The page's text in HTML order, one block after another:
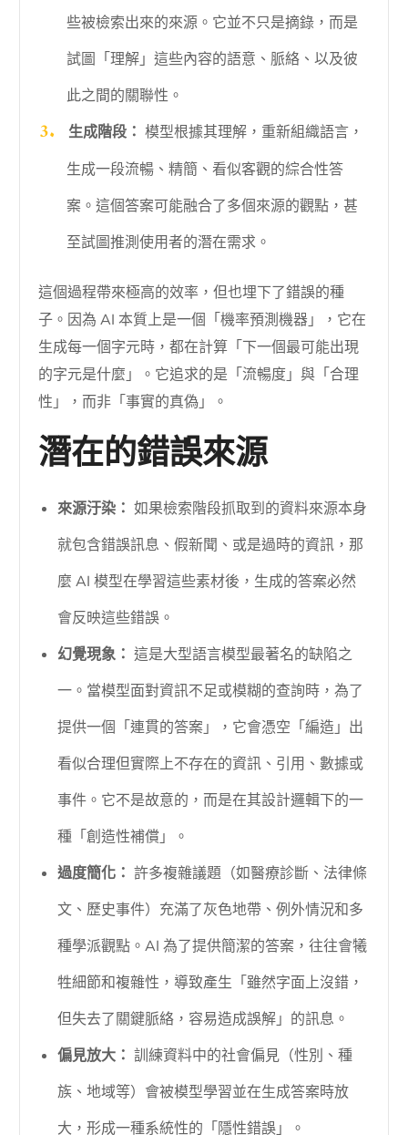
些被檢索出來的來源。它並不只是摘錄，而是
試圖「理解」這些內容的語意、脈絡、以及彼
此之間的關聯性。
生成階段： 模型根據其理解，重新組織語言，
生成一段流暢、精簡、看似客觀的綜合性答
案。這個答案可能融合了多個來源的觀點，甚
至試圖推測使用者的潛在需求。
這個過程帶來極高的效率，但也埋下了錯誤的種
子。因為 AI 本質上是一個「機率預測機器」，它在
生成每一個字元時，都在計算「下一個最可能出現
的字元是什麼」。它追求的是「流暢度」與「合理
性」，而非「事實的真偽」。
潛在的錯誤來源
來源汙染： 如果檢索階段抓取到的資料來源本身
就包含錯誤訊息、假新聞、或是過時的資訊，那
麼 AI 模型在學習這些素材後，生成的答案必然
會反映這些錯誤。
幻覺現象： 這是大型語言模型最著名的缺陷之
一。當模型面對資訊不足或模糊的查詢時，為了
提供一個「連貫的答案」，它會憑空「編造」出
看似合理但實際上不存在的資訊、引用、數據或
事件。它不是故意的，而是在其設計邏輯下的一
種「創造性補償」。
過度簡化： 許多複雜議題（如醫療診斷、法律條
文、歷史事件）充滿了灰色地帶、例外情況和多
種學派觀點。AI 為了提供簡潔的答案，往往會犧
牲細節和複雜性，導致產生「雖然字面上沒錯，
但失去了關鍵脈絡，容易造成誤解」的訊息。
偏見放大： 訓練資料中的社會偏見（性別、種
族、地域等）會被模型學習並在生成答案時放
大，形成一種系統性的「隱性錯誤」。